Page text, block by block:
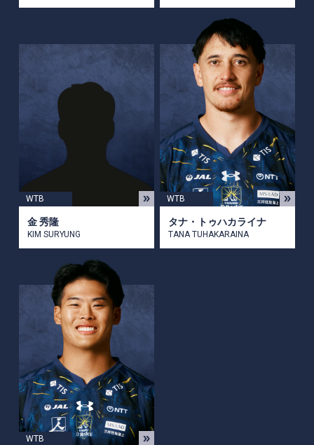
WTB
金 秀隆
KIM SURYUNG
WTB
タナ・トゥハカライナ
TANA TUHAKARAINA
WTB